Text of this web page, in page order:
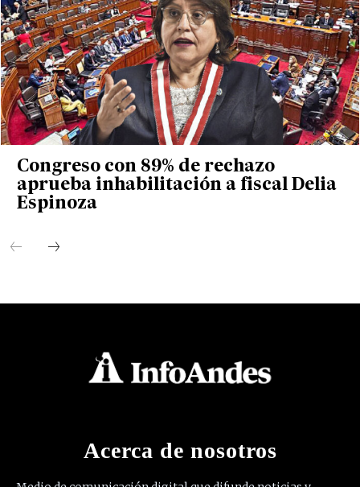
Congreso con 89% de rechazo
aprueba inhabilitación a fiscal Delia
Espinoza
Acerca de nosotros